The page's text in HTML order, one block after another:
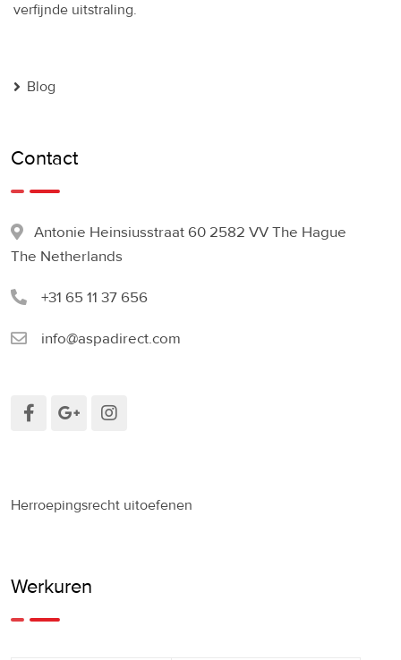
verfijnde uitstraling.
Blog
Contact
Antonie Heinsiusstraat 60 2582 VV The Hague
The Netherlands
+31 65 11 37 656
info@aspadirect.com
Herroepingsrecht uitoefenen
Werkuren